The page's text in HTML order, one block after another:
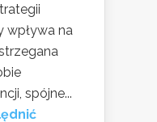
wpływa na
spójne...